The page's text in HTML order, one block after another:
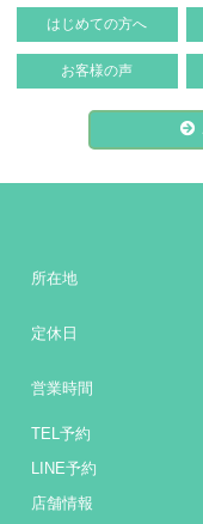
はじめての方へ
お客様の声
所在地
定休日
営業時間
TEL予約
LINE予約
店舗情報